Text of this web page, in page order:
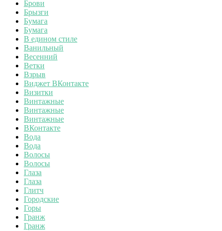
Брови
Брызги
Бумага
Бумага
В едином стиле
Ванильный
Весенний
Ветки
Взрыв
Виджет ВКонтакте
Визитки
Винтажные
Винтажные
Винтажные
ВКонтакте
Вода
Вода
Волосы
Волосы
Глаза
Глаза
Глитч
Городские
Горы
Гранж
Гранж